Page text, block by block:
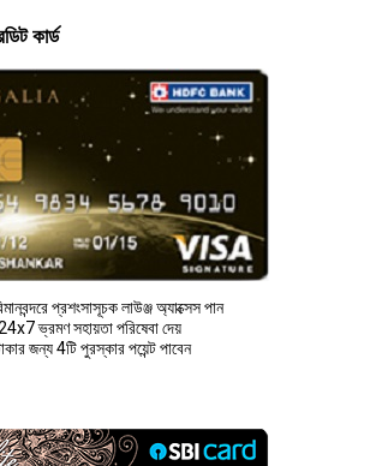
কার্ড
প্রশংসাসূচক লাউঞ্জ অ্যাক্সেস পান
ভ্রমণ সহায়তা পরিষেবা দেয়
জন্য 4টি পুরস্কার পয়েন্ট পাবেন